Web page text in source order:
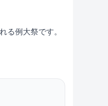
る例大祭です。